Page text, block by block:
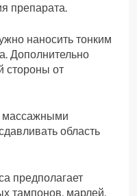
препарата.
наносить тонким
Дополнительно
стороны от
массажными
область
предполагает
тампонов, марлей.